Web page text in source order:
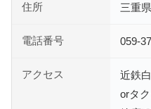
住所 三重
電話番号 059-
アクセス
近鉄
orタ